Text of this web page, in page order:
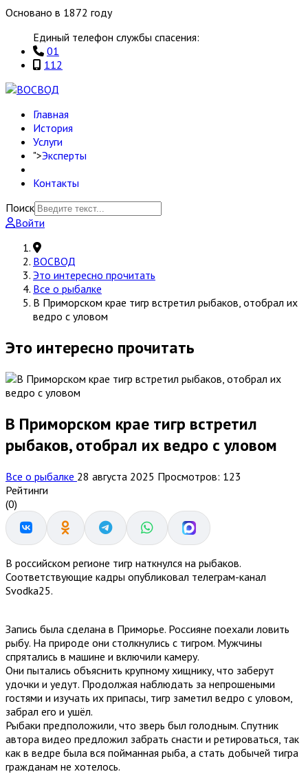
Основано в 1872 году
Единый телефон службы спасения:
01
112
Главная
История
Услуги
">Эксперты
Контакты
Поиск
Войти
ВОСВОД
Это интересно прочитать
Все о рыбалке
В Приморском крае тигр встретил рыбаков, отобрал их
ведро с уловом
Это интересно прочитать
В Приморском крае тигр встретил
рыбаков, отобрал их ведро с уловом
Все о рыбалке 28 августа 2025 Просмотров: 123
Рейтинги
(0)
В российском регионе тигр наткнулся на рыбаков.
Соответствующие кадры опубликовал телеграм-канал
Svodka25.
Запись была сделана в Приморье. Россияне поехали ловить
рыбу. На природе они столкнулись с тигром. Мужчины
спрятались в машине и включили камеру.
Они пытались объяснить крупному хищнику, что заберут
удочки и уедут. Продолжая наблюдать за непрошеными
гостями и изучать их припасы, тигр заметил ведро с уловом,
забрал его и ушёл.
Рыбаки предположили, что зверь был голодным. Спутник
автора видео предложил забрать снасти и ретироваться, так
как в ведре была вся пойманная рыба, а стать добычей тигра
гражданам не хотелось.